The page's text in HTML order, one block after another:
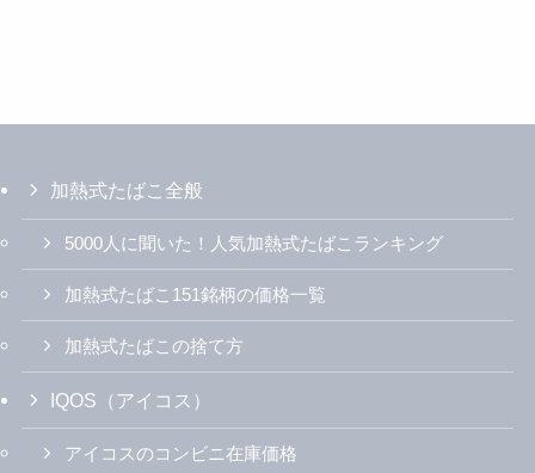
加熱式たばこ全般
5000人に聞いた！人気加熱式たばこランキング
加熱式たばこ151銘柄の価格一覧
加熱式たばこの捨て方
IQOS（アイコス）
アイコスのコンビニ在庫価格